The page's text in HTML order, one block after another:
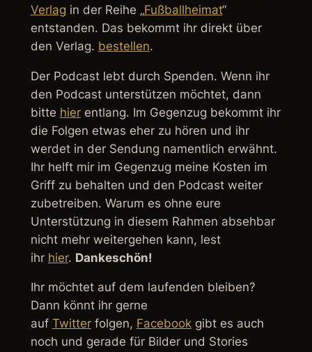
Verlag in der Reihe „Fußballheimat“
entstanden. Das bekommt ihr direkt über
den Verlag. bestellen.
Der Podcast lebt durch Spenden. Wenn ihr
den Podcast unterstützen möchtet, dann
bitte hierentlang. Im Gegenzug bekommt ihr
die Folgen etwas eher zu hören und ihr
werdet in der Sendung namentlich erwähnt.
Ihr helft mir im Gegenzug meine Kosten im
Griff zu behalten und den Podcast weiter
zubetreiben. Warum es ohne eure
Unterstützung in diesem Rahmen absehbar
nicht mehr weitergehen kann, lest
ihr hier. Dankeschön!
Ihr möchtet auf dem laufenden bleiben?
Dann könnt ihr gerne
auf Twitterfolgen, Facebookgibt es auch
noch und gerade für Bilder und Stories